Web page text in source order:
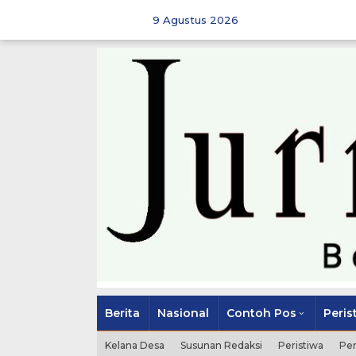
9 Agustus 2026
Berita Nasional Contoh Pos
Kelana Desa Susunan Redaksi Peristiwa